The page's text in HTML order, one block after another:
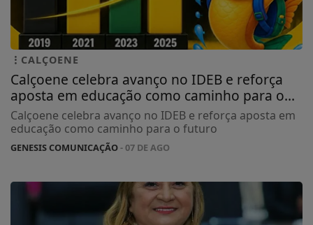
CALÇOENE
Calçoene celebra avanço no IDEB e reforça
aposta em educação como caminho para o...
Calçoene celebra avanço no IDEB e reforça aposta em
educação como caminho para o futuro
GENESIS COMUNICAÇÃO- 07 DE AGO